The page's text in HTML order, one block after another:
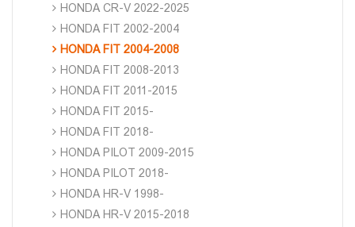
HONDA CR-V 2022-2025
HONDA FIT 2002-2004
HONDA FIT 2004-2008
HONDA FIT 2008-2013
HONDA FIT 2011-2015
HONDA FIT 2015-
HONDA FIT 2018-
HONDA PILOT 2009-2015
HONDA PILOT 2018-
HONDA HR-V 1998-
HONDA HR-V 2015-2018